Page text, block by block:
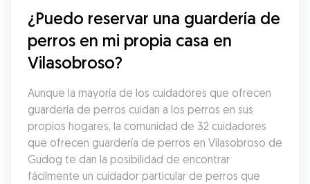
¿Puedo reservar una guardería de
perros en mi propia casa en
Vilasobroso?
Aunque la mayoría de los cuidadores que ofrecen
guardería de perros cuidan a los perros en sus
propios hogares, la comunidad de 32 cuidadores
que ofrecen guardería de perros en Vilasobroso de
Gudog te dan la posibilidad de encontrar
fácilmente un cuidador particular de perros que